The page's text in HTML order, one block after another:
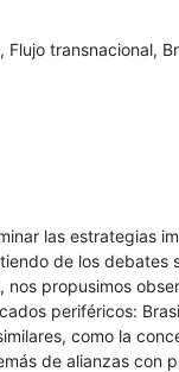
Flujo transnacional,
las estrategias
de los debates
nos propusimos
periféricos:
como la
de alianzas con